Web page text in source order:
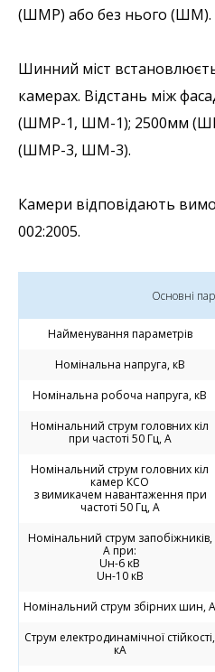
(ШМР) або без нього (ШМ).
Шинний міст
камерах. Відстань між
(ШМР-1, ШМ-1); 2500мм
(ШМР-3, ШМ-3).
Камери відповідають
002:2005.
Основні
Найменування параметрів
Номінальна напруга, кВ
Номінальна робоча напруга, кВ
Номінальний струм головних кіл
при частоті 50 Гц, А
Номінальний струм головних кіл
камер КСО
з вимикачем навантаження при
частоті 50 Гц, А
Номінальний струм запобіжників,
А при:
Uн-6 кВ
Uн-10 кВ
Номінальний струм збірних шин, А
Струм електродинамічної стійкості,
кА